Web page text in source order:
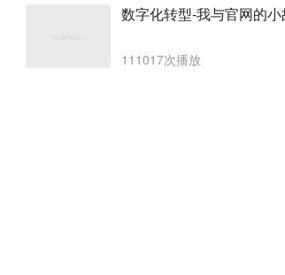
数字化转型-我与官网的
111017次播放